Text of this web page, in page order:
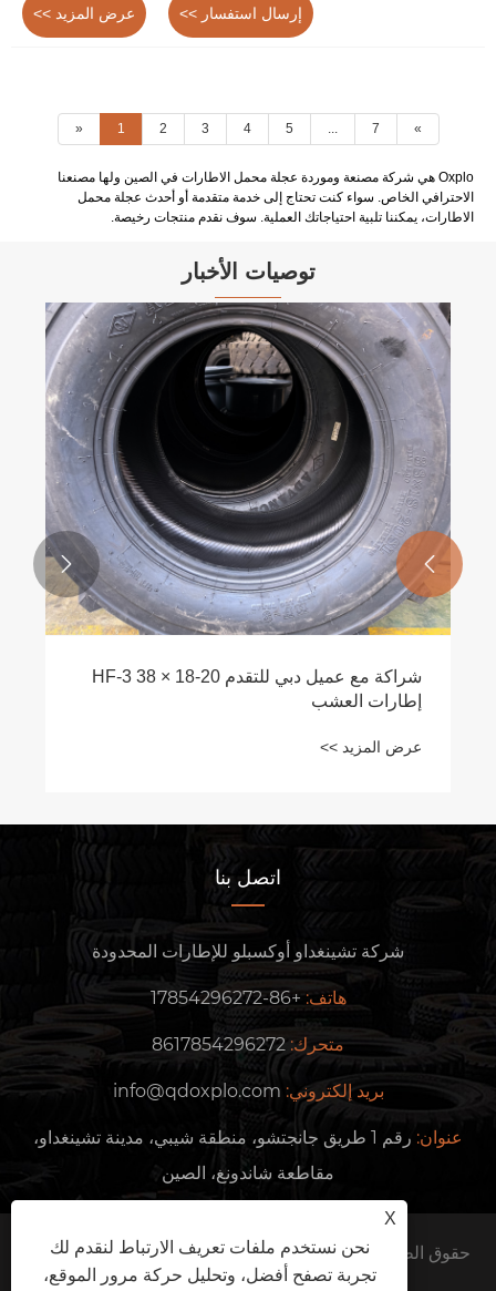
عرض المزيد >> إرسال استفسار >>
« 1 2 3 4 5 7 »
Oxplo هي شركة مصنعة وموردة عجلة محمل الاطارات في الصين ولها مصنعنا
الاحترافي الخاص. سواء كنت تحتاج إلى خدمة متقدمة أو أحدث عجلة محمل
الاطارات، يمكننا تلبية احتياجاتك العملية. سوف نقدم منتجات رخيصة.
توصيات الأخبار
شراكة مع عميل دبي للتقدم HF-3 38 × 18-20
إطارات العشب
عرض المزيد >>


اتصل بنا
شركة تشينغداو أوكسبلو للإطارات المحدودة
هاتف: +86-17854296272
متحرك: 8617854296272
بريد إلكتروني: info@qdoxplo.com
عنوان:
رقم 1 طريق جانجتشو، منطقة شيبي، مدينة تشينغداو،
مقاطعة شاندونغ، الصين
حقوق الطبع والنشر © 2024 شركة Qingdao Oxplo Tire Co.,
X
نحن نستخدم ملفات تعريف الارتباط لنقدم لك
تجربة تصفح أفضل، وتحليل حركة مرور الموقع،